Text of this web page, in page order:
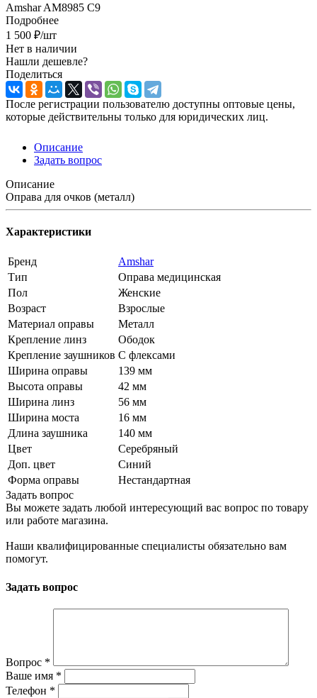
Amshar AM8985 С9
Подробнее
1 500 ₽/шт
Нет в наличии
Нашли дешевле?
Поделиться
После регистрации пользователю доступны оптовые цены,
которые действительны только для юридических лиц.
Описание
Задать вопрос
Описание
Оправа для очков (металл)
Характеристики
Бренд
Amshar
Тип
Оправа медицинская
Пол
Женские
Возраст
Взрослые
Материал оправы
Металл
Крепление линз
Ободок
Крепление заушников С флексами
Ширина оправы
139 мм
Высота оправы
42 мм
Ширина линз
56 мм
Ширина моста
16 мм
Длина заушника
140 мм
Цвет
Серебряный
Доп. цвет
Синий
Форма оправы
Нестандартная
Задать вопрос
Вы можете задать любой интересующий вас вопрос по товару
или работе магазина.
Наши квалифицированные специалисты обязательно вам
помогут.
Задать вопрос
Вопрос *
Ваше имя *
Телефон *